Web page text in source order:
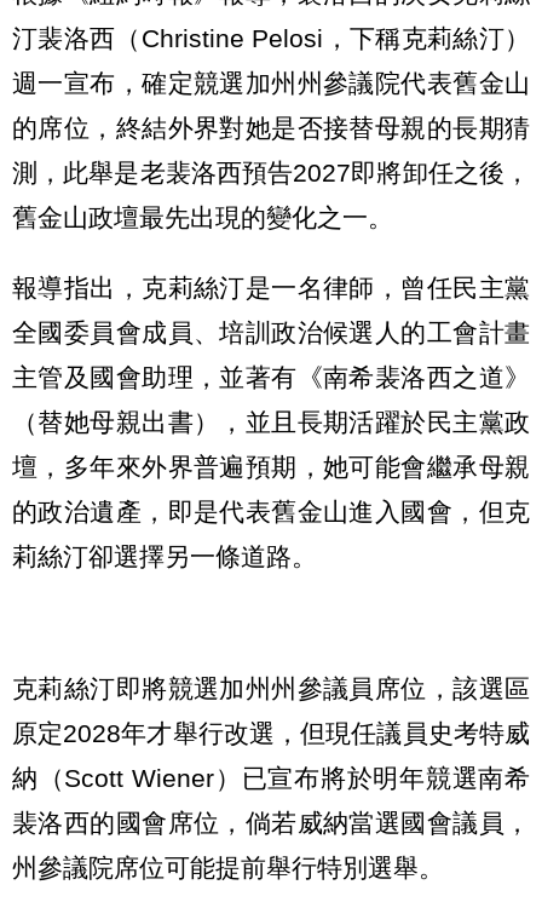
汀裴洛西（Christine Pelosi，下稱克莉絲汀）
週一宣布，確定競選加州州參議院代表舊金山
的席位，終結外界對她是否接替母親的長期猜
測，此舉是老裴洛西預告2027即將卸任之後，
舊金山政壇最先出現的變化之一。
報導指出，克莉絲汀是一名律師，曾任民主黨
全國委員會成員、培訓政治候選人的工會計畫
主管及國會助理，並著有《南希裴洛西之道》
（替她母親出書），並且長期活躍於民主黨政
壇，多年來外界普遍預期，她可能會繼承母親
的政治遺產，即是代表舊金山進入國會，但克
莉絲汀卻選擇另一條道路。
克莉絲汀即將競選加州州參議員席位，該選區
原定2028年才舉行改選，但現任議員史考特威
納（Scott Wiener）已宣布將於明年競選南希
裴洛西的國會席位，倘若威納當選國會議員，
州參議院席位可能提前舉行特別選舉。